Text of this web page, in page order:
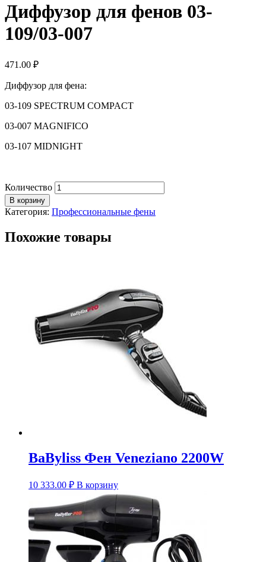
Диффузор для фенов 03-
109/03-007
471.00 ₽
Диффузор для фена:
03-109 SPECTRUM COMPACT
03-007 MAGNIFICO
03-107 MIDNIGHT
Количество
В корзину
Категория: Профессиональные фены
Похожие товары
BaByliss Фен Veneziano 2200W
10 333.00 ₽ В корзину